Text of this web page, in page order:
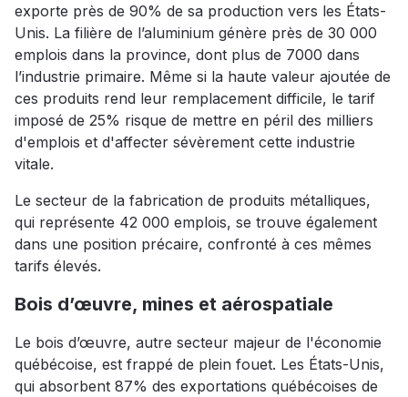
exporte près de 90% de sa production vers les États-
Unis. La filière de l’aluminium génère près de 30 000
emplois dans la province, dont plus de 7000 dans
l’industrie primaire. Même si la haute valeur ajoutée de
ces produits rend leur remplacement difficile, le tarif
imposé de 25% risque de mettre en péril des milliers
d'emplois et d'affecter sévèrement cette industrie
vitale.
Le secteur de la fabrication de produits métalliques,
qui représente 42 000 emplois, se trouve également
dans une position précaire, confronté à ces mêmes
tarifs élevés.
Bois d’œuvre, mines et aérospatiale
Le bois d’œuvre, autre secteur majeur de l'économie
québécoise, est frappé de plein fouet. Les États-Unis,
qui absorbent 87% des exportations québécoises de